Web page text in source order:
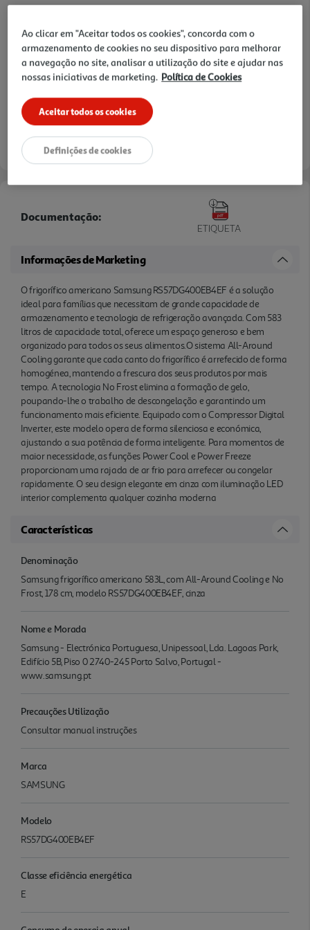
Pague sem custos com o seu
Cartão de Débito ou Crédito
299,99 € ou 224,99 €
TAEG: 0,0%
Saiba mais
Documentação:
ETIQUETA
Informações de Marketing
O frigorífico americano Samsung RS57DG400EB4EF é a solução
ideal para famílias que necessitam de grande capacidade de
armazenamento e tecnologia de refrigeração avançada. Com 583
litros de capacidade total, oferece um espaço generoso e bem
organizado para todos os seus alimentos.O sistema All-Around
Cooling garante que cada canto do frigorífico é arrefecido de forma
homogénea, mantendo a frescura dos seus produtos por mais
tempo. A tecnologia No Frost elimina a formação de gelo,
poupando-lhe o trabalho de descongelação e garantindo um
funcionamento mais eficiente. Equipado com o Compressor Digital
Inverter, este modelo opera de forma silenciosa e económica,
ajustando a sua potência de forma inteligente. Para momentos de
maior necessidade, as funções Power Cool e Power Freeze
proporcionam uma rajada de ar frio para arrefecer ou congelar
rapidamente. O seu design elegante em cinza com iluminação LED
interior complementa qualquer cozinha moderna
Características
Denominação
Samsung frigorífico americano 583L, com All-Around Cooling e No
Frost, 178 cm, modelo RS57DG400EB4EF, cinza
Nome e Morada
Samsung - Electrónica Portuguesa, Unipessoal, Lda. Lagoas Park,
Edifício 5B, Piso 0 2740-245 Porto Salvo, Portugal -
www.samsung.pt
Precauções Utilização
Consultar manual instruções
Marca
SAMSUNG
Modelo
RS57DG400EB4EF
Classe eficiência energética
E
Ao clicar em "Aceitar todos os cookies", concorda com o
armazenamento de cookies no seu dispositivo para melhorar
a navegação no site, analisar a utilização do site e ajudar nas
nossas iniciativas de marketing. Política de Cookies
Aceitar todos os cookies
Definições de cookies